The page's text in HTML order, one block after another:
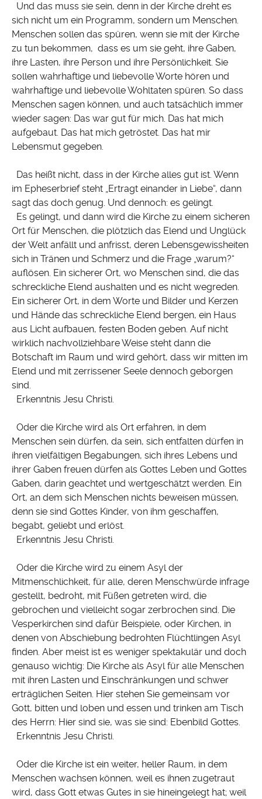
Und das muss sie sein, denn in der Kirche dreht es
sich nicht um ein Programm, sondern um Menschen.
Menschen sollen das spüren, wenn sie mit der Kirche
zu tun bekommen, dass es um sie geht, ihre Gaben,
ihre Lasten, ihre Person und ihre Persönlichkeit. Sie
sollen wahrhaftige und liebevolle Worte hören und
wahrhaftige und liebevolle Wohltaten spüren. So dass
Menschen sagen können, und auch tatsächlich immer
wieder sagen: Das war gut für mich. Das hat mich
aufgebaut. Das hat mich getröstet. Das hat mir
Lebensmut gegeben.
Das heißt nicht, dass in der Kirche alles gut ist. Wenn
im Epheserbrief steht „Ertragt einander in Liebe“, dann
sagt das doch genug. Und dennoch: es gelingt.
Es gelingt, und dann wird die Kirche zu einem sicheren
Ort für Menschen, die plötzlich das Elend und Unglück
der Welt anfällt und anfrisst, deren Lebensgewissheiten
sich in Tränen und Schmerz und die Frage „warum?“
auflösen. Ein sicherer Ort, wo Menschen sind, die das
schreckliche Elend aushalten und es nicht wegreden.
Ein sicherer Ort, in dem Worte und Bilder und Kerzen
und Hände das schreckliche Elend bergen, ein Haus
aus Licht aufbauen, festen Boden geben. Auf nicht
wirklich nachvollziehbare Weise steht dann die
Botschaft im Raum und wird gehört, dass wir mitten im
Elend und mit zerrissener Seele dennoch geborgen
sind.
Erkenntnis Jesu Christi.
Oder die Kirche wird als Ort erfahren, in dem
Menschen sein dürfen, da sein, sich entfalten dürfen in
ihren vielfältigen Begabungen, sich ihres Lebens und
ihrer Gaben freuen dürfen als Gottes Leben und Gottes
Gaben, darin geachtet und wertgeschätzt werden. Ein
Ort, an dem sich Menschen nichts beweisen müssen,
denn sie sind Gottes Kinder, von ihm geschaffen,
begabt, geliebt und erlöst.
Erkenntnis Jesu Christi.
Oder die Kirche wird zu einem Asyl der
Mitmenschlichkeit, für alle, deren Menschwürde infrage
gestellt, bedroht, mit Füßen getreten wird, die
gebrochen und vielleicht sogar zerbrochen sind. Die
Vesperkirchen sind dafür Beispiele, oder Kirchen, in
denen von Abschiebung bedrohten Flüchtlingen Asyl
finden. Aber meist ist es weniger spektakulär und doch
genauso wichtig: Die Kirche als Asyl für alle Menschen
mit ihren Lasten und Einschränkungen und schwer
erträglichen Seiten. Hier stehen Sie gemeinsam vor
Gott, bitten und loben und essen und trinken am Tisch
des Herrn: Hier sind sie, was sie sind: Ebenbild Gottes.
Erkenntnis Jesu Christi.
Oder die Kirche ist ein weiter, heller Raum, in dem
Menschen wachsen können, weil es ihnen zugetraut
wird, dass Gott etwas Gutes in sie hineingelegt hat; weil